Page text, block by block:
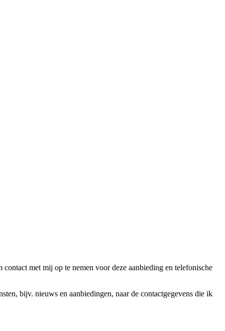
met mij op te nemen voor deze aanbieding en telefonische
bijv. nieuws en aanbiedingen, naar de contactgegevens die ik